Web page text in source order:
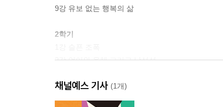
9강 유보 없는 행복의 삶
2학기
2강 언어와 육체 그리고 남성성
4강 미인
5강 사랑의 도덕
채널예스 기사 (1개)